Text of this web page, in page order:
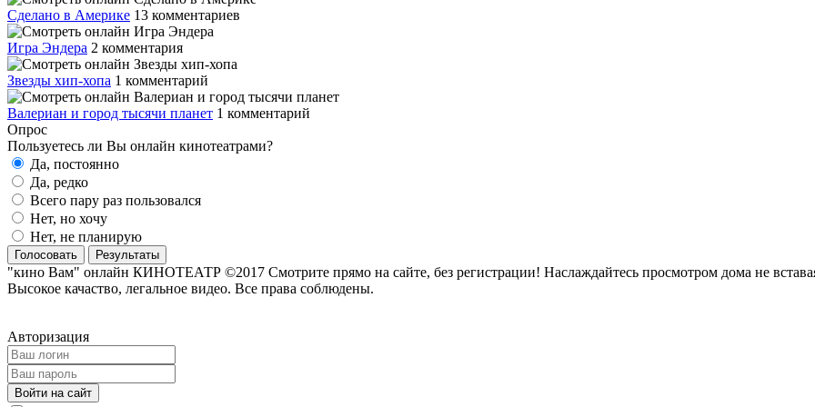
Сделано в Америке 13 комментариев
Игра Эндера 2 комментария
Звезды хип-хопа 1 комментарий
Валериан и город тысячи планет 1 комментарий
Опрос
Пользуетесь ли Вы онлайн кинотеатрами?
Да, постоянно
Да, редко
Всего пару раз пользовался
Нет, но хочу
Нет, не планирую
Голосовать Результаты
"кино Вам" онлайн КИНОТЕАТР ©2017 Смотрите прямо на сайте, без регистрации! Наслаждайтесь просмотром дома не
Высокое качаство, легальное видео. Все права соблюдены.
Авторизация
Войти на сайт